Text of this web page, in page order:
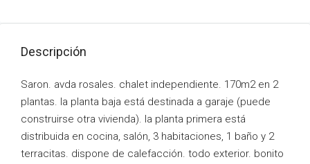
Descripción
Saron. avda rosales. chalet independiente. 170m2 en 2
plantas. la planta baja está destinada a garaje (puede
construirse otra vivienda). la planta primera está
distribuida en cocina, salón, 3 habitaciones, 1 baño y 2
terracitas. dispone de calefacción. todo exterior. bonito